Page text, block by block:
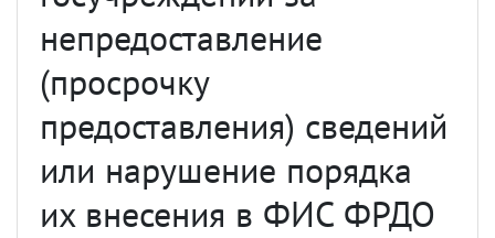
непредоставление
(просрочку
предоставления) сведений
или нарушение порядка
их внесения в ФИС ФРДО